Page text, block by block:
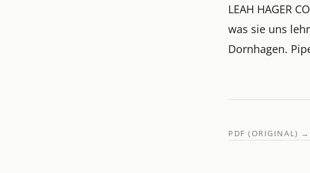
LEAH HAGER
was sie uns
Dornhagen.
PDF (ORIGINAL) →